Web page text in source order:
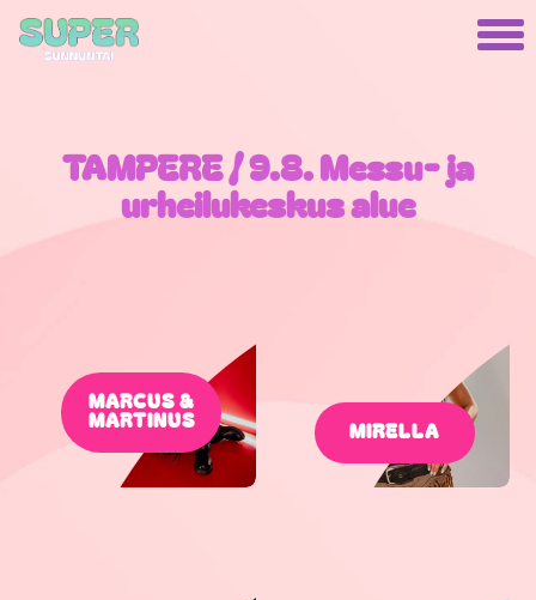
TAMPERE / 9.8. Messu- ja
urheilukeskus alue
MARCUS &
MARTINUS MIRELLA